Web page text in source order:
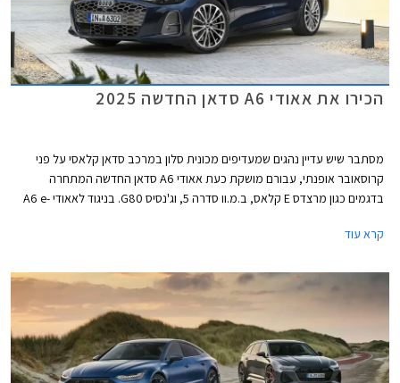
הכירו את אאודי A6 סדאן החדשה 2025
מסתבר שיש עדיין נהגים שמעדיפים מכונית סלון במרכב סדאן קלאסי על פני
קרוסאובר אופנתי, עבורם מושקת כעת אאודי A6 סדאן החדשה המתחרה
בדגמים כגון מרצדס E קלאס, ב.מ.וו סדרה 5, וג'נסיס G80. בניגוד לאאודי A6 e-
ברכבים שונים לגמרי, למרות השם הדומה.
קרא עוד